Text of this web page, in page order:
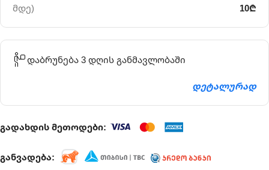
მდე)
10₾
დაბრუნება 3 დღის განმავლობაში
დეტალურად
გადახდის მეთოდები:
განვადება: